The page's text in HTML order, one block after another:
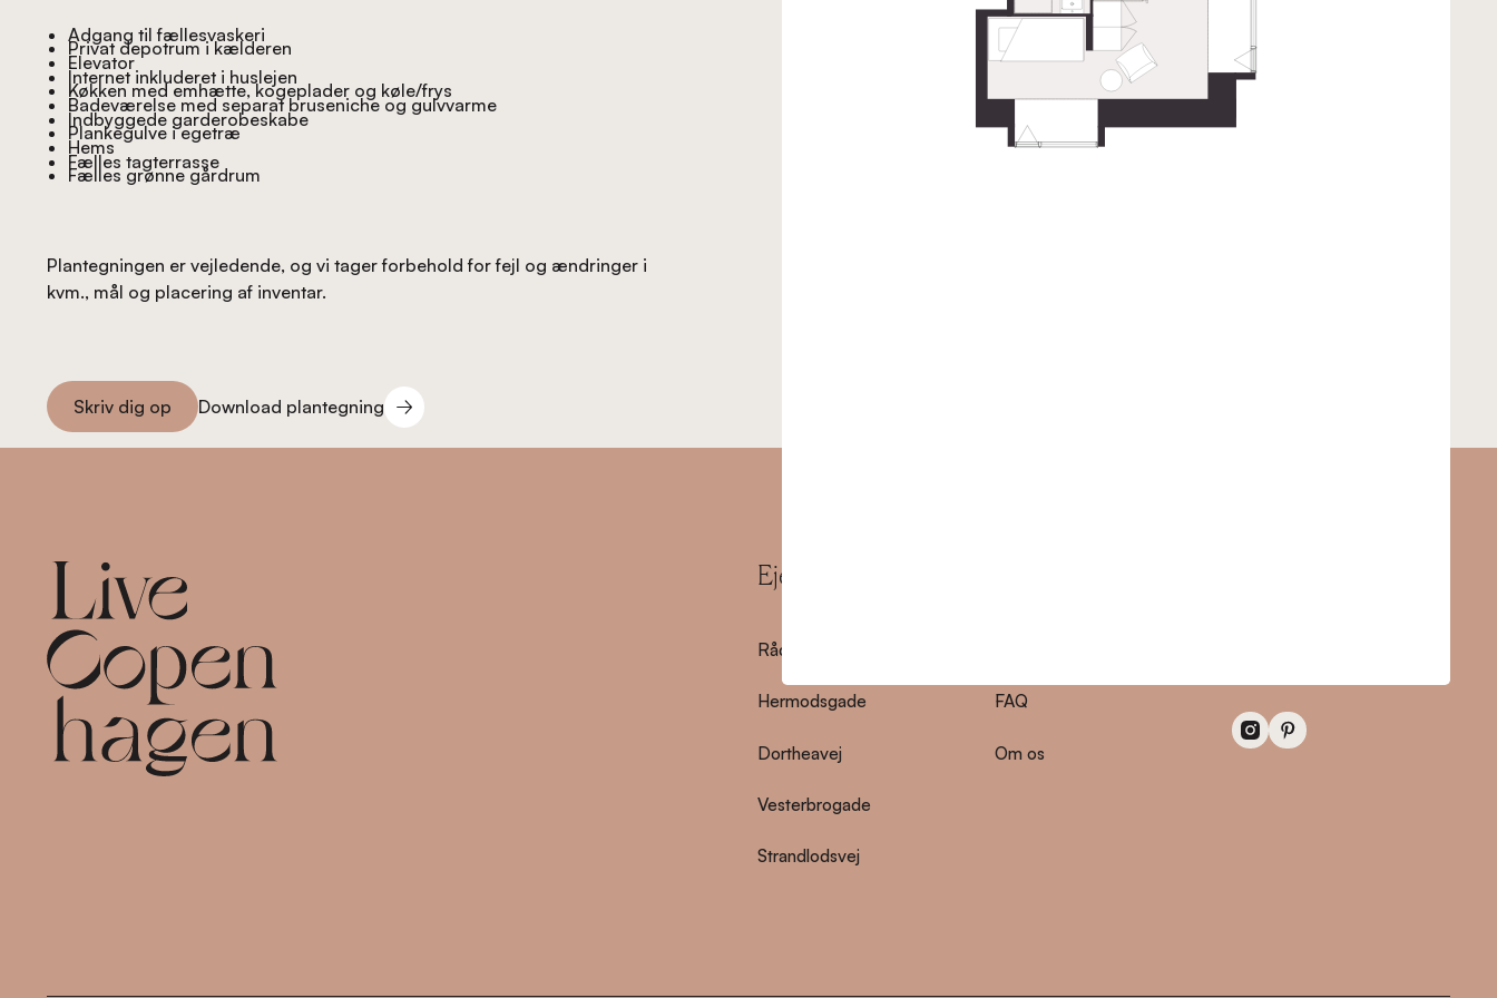
Adgang til fællesvaskeri
Privat depotrum i kælderen
Elevator
Internet inkluderet i huslejen
Køkken med emhætte, kogeplader og køle/frys
Badeværelse med separat bruseniche og gulvvarme
Indbyggede garderobeskabe
Plankegulve i egetræ
Hems
Fælles tagterrasse
Fælles grønne gårdrum
Plantegningen er vejledende, og vi tager forbehold for fejl og ændringer i
kvm., mål og placering af inventar.
Skriv dig op
Skriv dig op
Download plantegning
Ejendomme
Rådmandsgade
Hermodsgade
Dortheavej
Vesterbrogade
Strandlodsvej
FAQ
Om os